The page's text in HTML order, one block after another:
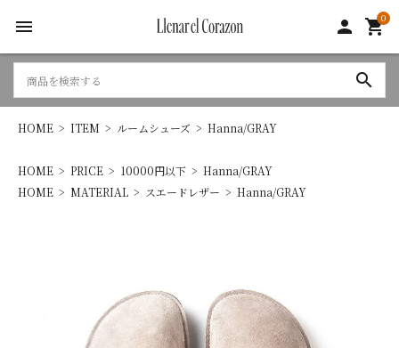
menu person 0
shopping_cart
search
HOME ITEM ルームシューズ Hanna/GRAY
HOME PRICE 10000円以下
Hanna/GRAY
HOME
MATERIAL スエードレザー Hanna/GRAY